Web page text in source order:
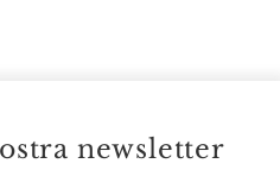
newsletter